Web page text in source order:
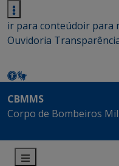
ir para conteúdoir para
Ouvidoria
CBMMS
Corpo de Bombeiros